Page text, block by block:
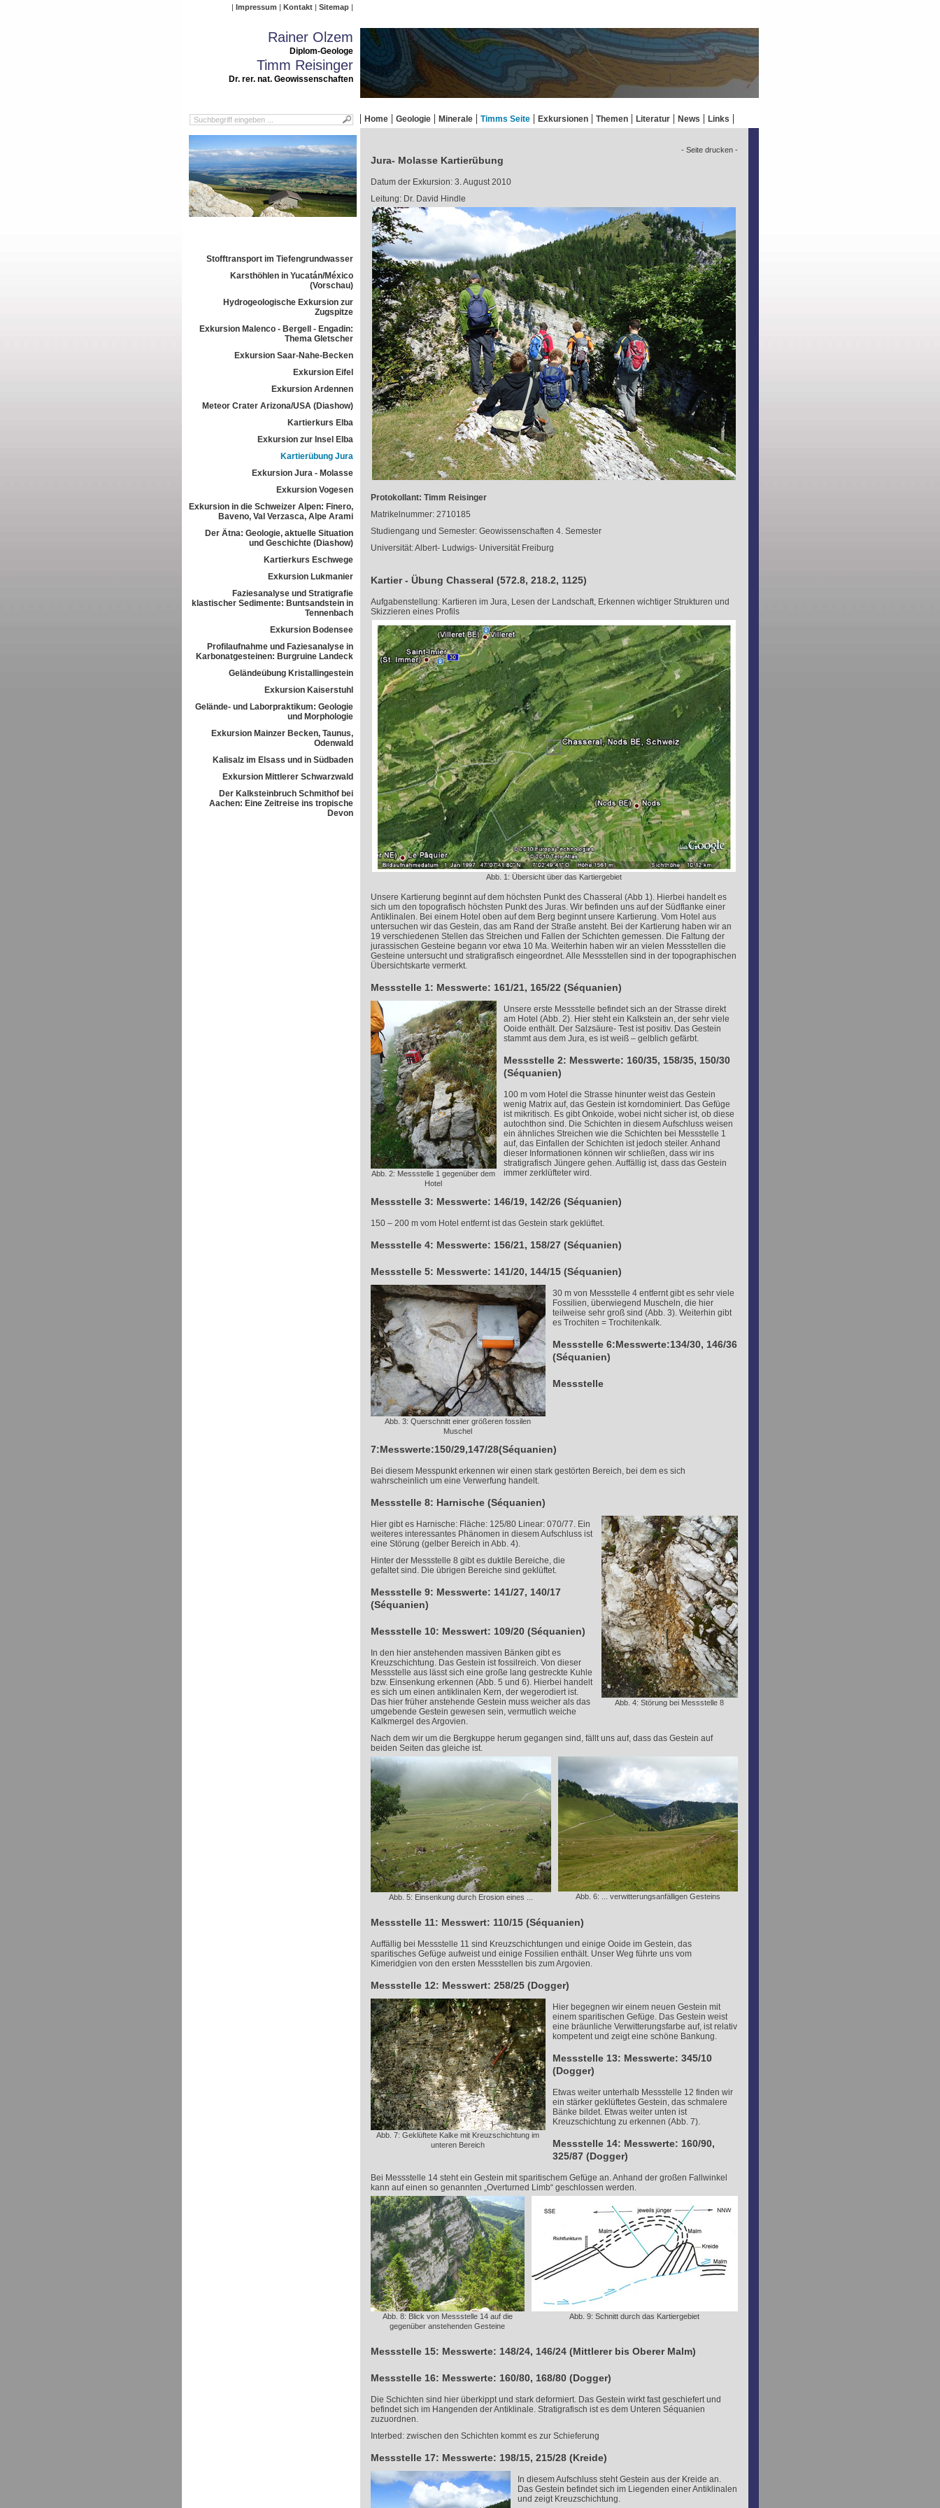
Impressum Kontakt Sitemap
Rainer Olzem
Diplom-Geologe
Timm Reisinger
Dr. rer. nat. Geowissenschaften
Home Geologie Minerale Timms Seite Exkursionen Themen Literatur News Links
Stofftransport im Tiefengrundwasser
Karsthöhlen in Yucatán/México
(Vorschau)
Hydrogeologische Exkursion zur
Zugspitze
Exkursion Malenco - Bergell - Engadin:
Thema Gletscher
Exkursion Saar-Nahe-Becken
Exkursion Eifel
Exkursion Ardennen
Meteor Crater Arizona/USA (Diashow)
Kartierkurs Elba
Exkursion zur Insel Elba
Kartierübung Jura
Exkursion Jura - Molasse
Exkursion Vogesen
Exkursion in die Schweizer Alpen: Finero,
Baveno, Val Verzasca, Alpe Arami
Der Ätna: Geologie, aktuelle Situation
und Geschichte (Diashow)
Kartierkurs Eschwege
Exkursion Lukmanier
Faziesanalyse und Stratigrafie
klastischer Sedimente: Buntsandstein in
Tennenbach
Exkursion Bodensee
Profilaufnahme und Faziesanalyse in
Karbonatgesteinen: Burgruine Landeck
Geländeübung Kristallingestein
Exkursion Kaiserstuhl
Gelände- und Laborpraktikum: Geologie
und Morphologie
Exkursion Mainzer Becken, Taunus,
Odenwald
Kalisalz im Elsass und in Südbaden
Exkursion Mittlerer Schwarzwald
Der Kalksteinbruch Schmithof bei
Aachen: Eine Zeitreise ins tropische
Devon
- Seite drucken -
Jura- Molasse Kartierübung
Datum der Exkursion: 3. August 2010
Leitung: Dr. David Hindle
Protokollant: Timm Reisinger
Matrikelnummer: 2710185
Studiengang und Semester: Geowissenschaften 4. Semester
Universität: Albert- Ludwigs- Universität Freiburg
Kartier - Übung Chasseral (572.8, 218.2, 1125)
Aufgabenstellung: Kartieren im Jura, Lesen der Landschaft, Erkennen wichtiger Strukturen und
Skizzieren eines Profils
Abb. 1: Übersicht über das Kartiergebiet
Unsere Kartierung beginnt auf dem höchsten Punkt des Chasseral (Abb 1). Hierbei handelt es
sich um den topografisch höchsten Punkt des Juras. Wir befinden uns auf der Südflanke einer
Antiklinalen. Bei einem Hotel oben auf dem Berg beginnt unsere Kartierung. Vom Hotel aus
untersuchen wir das Gestein, das am Rand der Straße ansteht. Bei der Kartierung haben wir an
19 verschiedenen Stellen das Streichen und Fallen der Schichten gemessen. Die Faltung der
jurassischen Gesteine begann vor etwa 10 Ma. Weiterhin haben wir an vielen Messstellen die
Gesteine untersucht und stratigrafisch eingeordnet. Alle Messstellen sind in der topographischen
Übersichtskarte vermerkt.
Messstelle 1: Messwerte: 161/21, 165/22 (Séquanien)
Abb. 2: Messstelle 1 gegenüber dem
Hotel
Unsere erste Messstelle befindet sich an der Strasse direkt
am Hotel (Abb. 2). Hier steht ein Kalkstein an, der sehr viele
Ooide enthält. Der Salzsäure- Test ist positiv. Das Gestein
stammt aus dem Jura, es ist weiß – gelblich gefärbt.
Messstelle 2: Messwerte: 160/35, 158/35, 150/30
(Séquanien)
100 m vom Hotel die Strasse hinunter weist das Gestein
wenig Matrix auf, das Gestein ist korndominiert. Das Gefüge
ist mikritisch. Es gibt Onkoide, wobei nicht sicher ist, ob diese
autochthon sind. Die Schichten in diesem Aufschluss weisen
ein ähnliches Streichen wie die Schichten bei Messstelle 1
auf, das Einfallen der Schichten ist jedoch steiler. Anhand
dieser Informationen können wir schließen, dass wir ins
stratigrafisch Jüngere gehen. Auffällig ist, dass das Gestein
immer zerklüfteter wird.
Messstelle 3: Messwerte: 146/19, 142/26 (Séquanien)
150 – 200 m vom Hotel entfernt ist das Gestein stark geklüftet.
Messstelle 4: Messwerte: 156/21, 158/27 (Séquanien)
Messstelle 5: Messwerte: 141/20, 144/15 (Séquanien)
Abb. 3: Querschnitt einer größeren fossilen
Muschel
30 m von Messstelle 4 entfernt gibt es sehr viele
Fossilien, überwiegend Muscheln, die hier
teilweise sehr groß sind (Abb. 3). Weiterhin gibt
es Trochiten = Trochitenkalk.
Messstelle 6:Messwerte:134/30, 146/36
(Séquanien)
Messstelle
7:Messwerte:150/29,147/28(Séquanien)
Bei diesem Messpunkt erkennen wir einen stark gestörten Bereich, bei dem es sich
wahrscheinlich um eine Verwerfung handelt.
Messstelle 8: Harnische (Séquanien)
Abb. 4: Störung bei Messstelle 8
Hier gibt es Harnische: Fläche: 125/80 Linear: 070/77. Ein
weiteres interessantes Phänomen in diesem Aufschluss ist
eine Störung (gelber Bereich in Abb. 4).
Hinter der Messstelle 8 gibt es duktile Bereiche, die
gefaltet sind. Die übrigen Bereiche sind geklüftet.
Messstelle 9: Messwerte: 141/27, 140/17
(Séquanien)
Messstelle 10: Messwert: 109/20 (Séquanien)
In den hier anstehenden massiven Bänken gibt es
Kreuzschichtung. Das Gestein ist fossilreich. Von dieser
Messstelle aus lässt sich eine große lang gestreckte Kuhle
bzw. Einsenkung erkennen (Abb. 5 und 6). Hierbei handelt
es sich um einen antiklinalen Kern, der wegerodiert ist.
Das hier früher anstehende Gestein muss weicher als das
umgebende Gestein gewesen sein, vermutlich weiche
Kalkmergel des Argovien.
Nach dem wir um die Bergkuppe herum gegangen sind, fällt uns auf, dass das Gestein auf
beiden Seiten das gleiche ist.
Abb. 5: Einsenkung durch Erosion eines ... Abb. 6: ... verwitterungsanfälligen Gesteins
Messstelle 11: Messwert: 110/15 (Séquanien)
Auffällig bei Messstelle 11 sind Kreuzschichtungen und einige Ooide im Gestein, das
sparitisches Gefüge aufweist und einige Fossilien enthält. Unser Weg führte uns vom
Kimeridgien von den ersten Messstellen bis zum Argovien.
Messstelle 12: Messwert: 258/25 (Dogger)
Abb. 7: Geklüftete Kalke mit Kreuzschichtung im
unteren Bereich
Hier begegnen wir einem neuen Gestein mit
einem sparitischen Gefüge. Das Gestein weist
eine bräunliche Verwitterungsfarbe auf, ist relativ
kompetent und zeigt eine schöne Bankung.
Messstelle 13: Messwerte: 345/10
(Dogger)
Etwas weiter unterhalb Messstelle 12 finden wir
ein stärker geklüftetes Gestein, das schmalere
Bänke bildet. Etwas weiter unten ist
Kreuzschichtung zu erkennen (Abb. 7).
Messstelle 14: Messwerte: 160/90,
325/87 (Dogger)
Bei Messstelle 14 steht ein Gestein mit sparitischem Gefüge an. Anhand der großen Fallwinkel
kann auf einen so genannten „Overturned Limb“ geschlossen werden.
Abb. 8: Blick von Messstelle 14 auf die
gegenüber anstehenden Gesteine
Abb. 9: Schnitt durch das Kartiergebiet
Messstelle 15: Messwerte: 148/24, 146/24 (Mittlerer bis Oberer Malm)
Messstelle 16: Messwerte: 160/80, 168/80 (Dogger)
Die Schichten sind hier überkippt und stark deformiert. Das Gestein wirkt fast geschiefert und
befindet sich im Hangenden der Antiklinale. Stratigrafisch ist es dem Unteren Séquanien
zuzuordnen.
Interbed: zwischen den Schichten kommt es zur Schieferung
Messstelle 17: Messwerte: 198/15, 215/28 (Kreide)
In diesem Aufschluss steht Gestein aus der Kreide an.
Das Gestein befindet sich im Liegenden einer Antiklinalen
und zeigt Kreuzschichtung.